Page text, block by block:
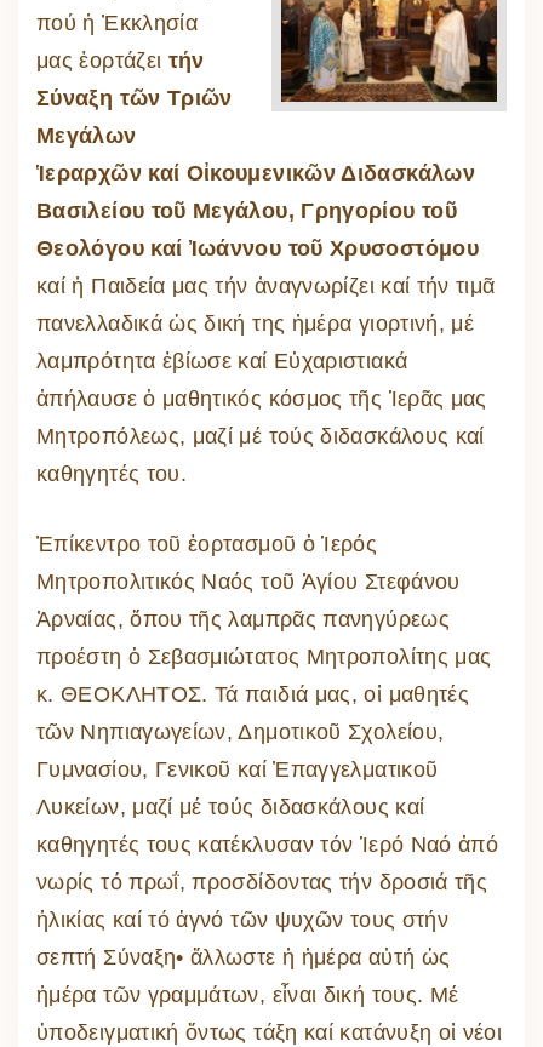
πού ἡ Ἐκκλησία
μας ἑορτάζει τήν
Σύναξη τῶν Τριῶν
Μεγάλων
Ἱεραρχῶν καί Οἰκουμενικῶν Διδασκάλων
Βασιλείου τοῦ Μεγάλου, Γρηγορίου τοῦ
Θεολόγου καί Ἰωάννου τοῦ Χρυσοστόμου
καί ἡ Παιδεία μας τήν ἀναγνωρίζει καί τήν τιμᾶ
πανελλαδικά ὡς δική της ἡμέρα γιορτινή, μέ
λαμπρότητα ἐβίωσε καί Εὐχαριστιακά
ἀπήλαυσε ὁ μαθητικός κόσμος τῆς Ἱερᾶς μας
Μητροπόλεως, μαζί μέ τούς διδασκάλους καί
καθηγητές του.
Ἐπίκεντρο τοῦ ἑορτασμοῦ ὁ Ἱερός
Μητροπολιτικός Ναός τοῦ Ἁγίου Στεφάνου
Ἀρναίας, ὅπου τῆς λαμπρᾶς πανηγύρεως
προέστη ὁ Σεβασμιώτατος Μητροπολίτης μας
κ. ΘΕΟΚΛΗΤΟΣ. Τά παιδιά μας, οἱ μαθητές
τῶν Νηπιαγωγείων, Δημοτικοῦ Σχολείου,
Γυμνασίου, Γενικοῦ καί Ἐπαγγελματικοῦ
Λυκείων, μαζί μέ τούς διδασκάλους καί
καθηγητές τους κατέκλυσαν τόν Ἱερό Ναό ἀπό
νωρίς τό πρωΐ, προσδίδοντας τήν δροσιά τῆς
ἡλικίας καί τό ἁγνό τῶν ψυχῶν τους στήν
σεπτή Σύναξη• ἄλλωστε ἡ ἡμέρα αὐτή ὡς
ἡμέρα τῶν γραμμάτων, εἶναι δική τους. Μέ
ὑποδειγματική ὄντως τάξη καί κατάνυξη οἱ νέοι